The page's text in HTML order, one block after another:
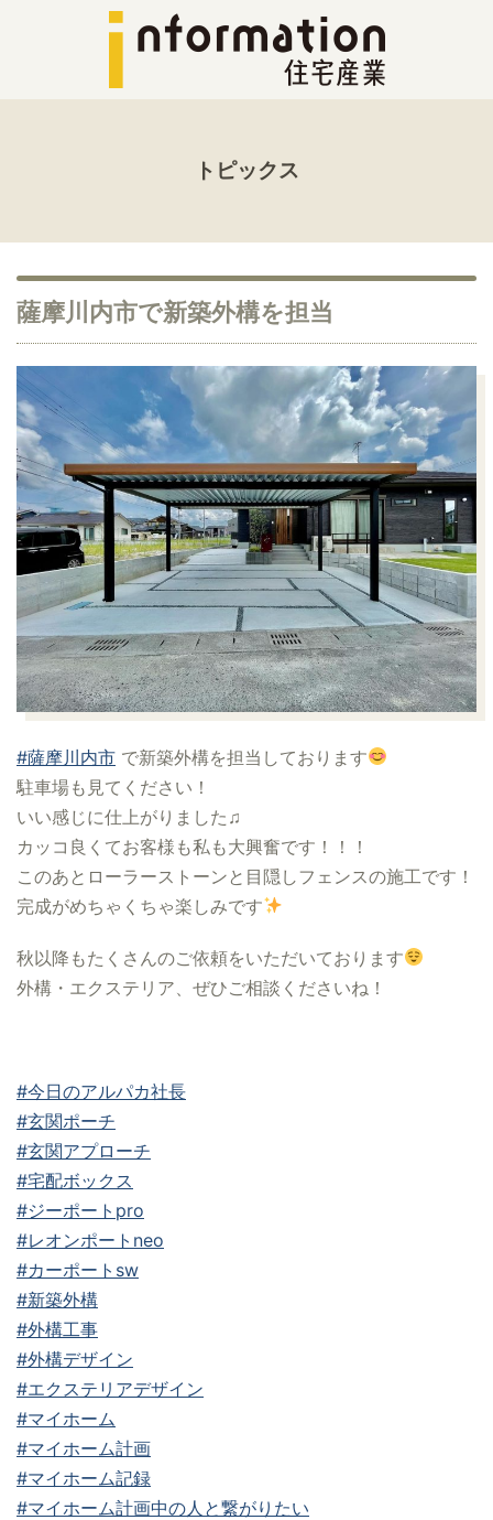
トピックス
薩摩川内市で新築外構を担当
#薩摩川内市 で新築外構を担当しております
駐車場も見てください！
いい感じに仕上がりました♫
カッコ良くてお客様も私も大興奮です！！！
このあとローラーストーンと目隠しフェンスの施工です！
完成がめちゃくちゃ楽しみです
秋以降もたくさんのご依頼をいただいております
外構・エクステリア、ぜひご相談くださいね！
#今日のアルパカ社長
#玄関ポーチ
#玄関アプローチ
#宅配ボックス
#ジーポートpro
#レオンポートneo
#カーポートsw
#新築外構
#外構工事
#外構デザイン
#エクステリアデザイン
#マイホーム
#マイホーム計画
#マイホーム記録
#マイホーム計画中の人と繋がりたい